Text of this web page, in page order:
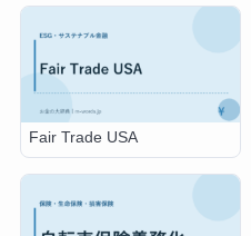
Fair Trade USA